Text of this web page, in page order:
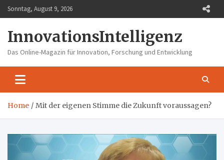
Skip
to
Sonntag, August 9, 2026
InnovationsIntelligenz
Das Online-Magazin für Innovation, Forschung und Entwicklung
Home Mit der eigenen Stimme die Zukunft voraussagen?